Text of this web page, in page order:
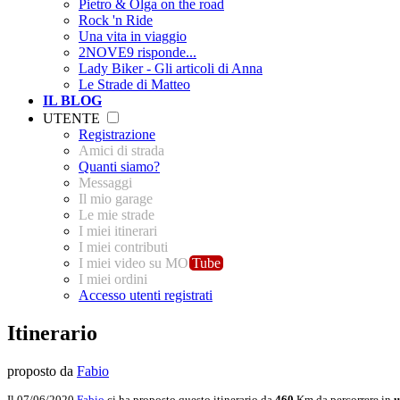
Pietro & Olga on the road
Rock 'n Ride
Una vita in viaggio
2NOVE9 risponde...
Lady Biker - Gli articoli di Anna
Le Strade di Matteo
IL BLOG
UTENTE
Registrazione
Amici di strada
Quanti siamo?
Messaggi
Il mio garage
Le mie strade
I miei itinerari
I miei contributi
I miei video su MO Tube
I miei ordini
Accesso utenti registrati
Itinerario
proposto da Fabio